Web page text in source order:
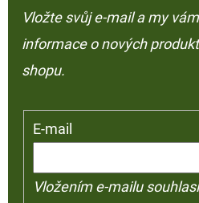
Vložte svůj e-mail a my
informace o nových
shopu.
E-mail
Vložením e-mailu